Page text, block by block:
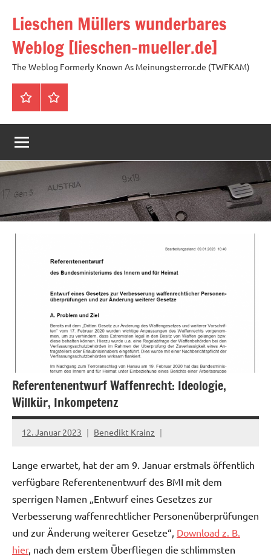
Inhalt
springen
Lieschen Müllers wunderbares
Weblog [lieschen-mueller.de]
The Weblog Formerly Known As Meinungsterror.de (TWFKAM)
ImpressumDatenschutzerklärung
Referentenentwurf Waffenrecht: Ideologie,
Willkür, Inkompetenz
12. Januar 2023 Benedikt Krainz
Lange erwartet, hat der am 9. Januar erstmals öffentlich
verfügbare Referentenentwurf des BMI mit dem
sperrigen Namen „Entwurf eines Gesetzes zur
Verbesserung waffenrechtlicher Personenüberprüfungen
und zur Änderung weiterer Gesetze“, Download z. B.
hier, nach dem erstem Überfliegen die schlimmsten